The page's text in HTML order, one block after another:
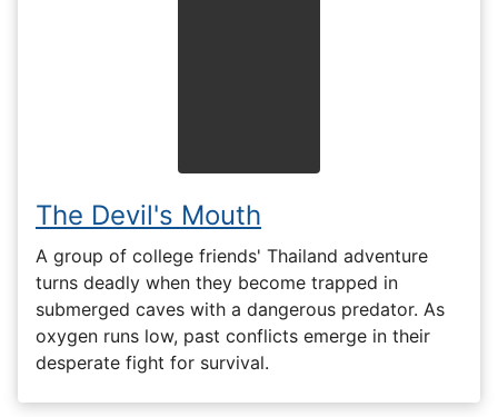
The Devil's Mouth
A group of college friends' Thailand adventure
turns deadly when they become trapped in
submerged caves with a dangerous predator. As
oxygen runs low, past conflicts emerge in their
desperate fight for survival.